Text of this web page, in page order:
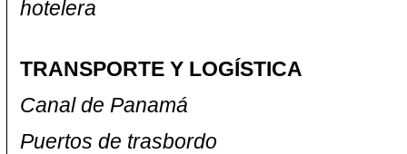
hotelera
TRANSPORTE Y LOGÍSTICA
Canal de Panamá
Puertos de trasbordo